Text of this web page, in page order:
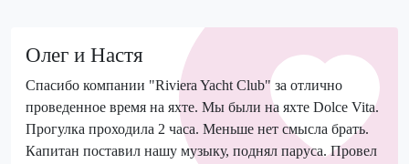
Олег и Настя
Спасибо компании "Riviera Yacht Club" за отлично
проведенное время на яхте. Мы были на яхте Dolce Vita.
Прогулка проходила 2 часа. Меньше нет смысла брать.
Капитан поставил нашу музыку, поднял паруса. Провел